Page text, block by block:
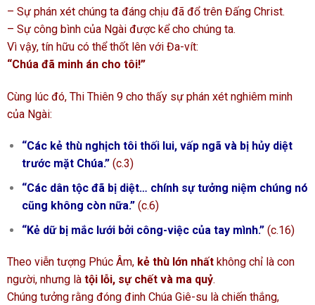
– Sự phán xét chúng ta đáng chịu đã đổ trên Đấng Christ.
– Sự công bình của Ngài được kể cho chúng ta.
Vì vậy, tín hữu có thể thốt lên với Đa-vít:
“Chúa đã minh án cho tôi!”
Cùng lúc đó, Thi Thiên 9 cho thấy sự phán xét nghiêm minh
của Ngài:
“Các kẻ thù nghịch tôi thối lui, vấp ngã và bị hủy diệt
trước mặt Chúa.”(c.3)
“Các dân tộc đã bị diệt… chính sự tưởng niệm chúng nó
cũng không còn nữa.”(c.6)
“Kẻ dữ bị mắc lưới bởi công-việc của tay mình.” (c.16)
Theo viễn tượng Phúc Âm, kẻ thù lớn nhất không chỉ là con
người, nhưng là tội lỗi, sự chết và ma quỷ.
Chúng tưởng rằng đóng đinh Chúa Giê-su là chiến thắng,